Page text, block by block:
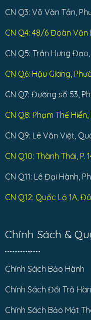
CN Q3: Võ Văn Tần,
CN Q4: 48/6 Đoàn Văn
CN Q5: Trần Hưng
CN Q6: Hậu Giang,
CN Q7: Đường số 53,
CN Q8: Phạm Thế
CN Q9: Lê Văn Việt,
CN Q10: Thành Thái, P.
CN Q11: Lê Đại Hành,
CN Q12: Quốc Lộ 1A,
Chính Sách &
Chính Sách Bảo Hành
Chính Sách Đổi Trả
Chính Sách Bảo Mật